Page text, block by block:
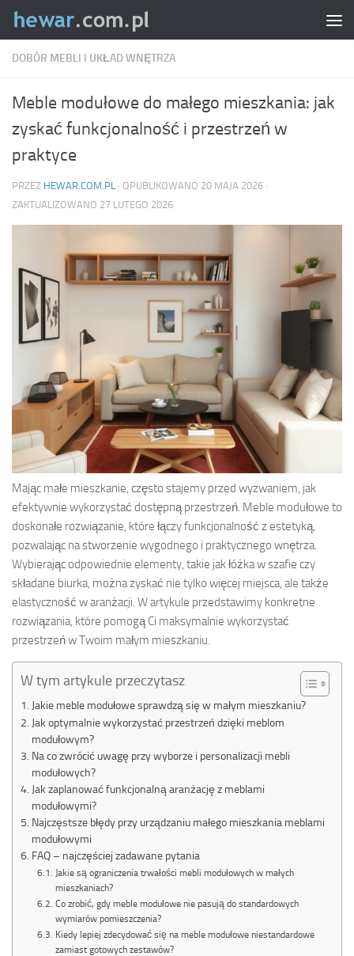
Skip to content
DOBÓR MEBLI I UKŁAD WNĘTRZA
Meble modułowe do małego mieszkania: jak
zyskać funkcjonalność i przestrzeń w
praktyce
PRZEZ HEWAR.COM.PL · OPUBLIKOWANO 20 MAJA 2026 ·
ZAKTUALIZOWANO 27 LUTEGO 2026
Mając małe mieszkanie, często stajemy przed wyzwaniem, jak
efektywnie wykorzystać dostępną przestrzeń. Meble modułowe to
doskonałe rozwiązanie, które łączy funkcjonalność z estetyką,
pozwalając na stworzenie wygodnego i praktycznego wnętrza.
Wybierając odpowiednie elementy, takie jak łóżka w szafie czy
składane biurka, można zyskać nie tylko więcej miejsca, ale także
elastyczność w aranżacji. W artykule przedstawimy konkretne
rozwiązania, które pomogą Ci maksymalnie wykorzystać
przestrzeń w Twoim małym mieszkaniu.
W tym artykule przeczytasz
Jakie meble modułowe sprawdzą się w małym mieszkaniu?
Jak optymalnie wykorzystać przestrzeń dzięki meblom
modułowym?
Na co zwrócić uwagę przy wyborze i personalizacji mebli
modułowych?
Jak zaplanować funkcjonalną aranżację z meblami
modułowymi?
Najczęstsze błędy przy urządzaniu małego mieszkania meblami
modułowymi
FAQ – najczęściej zadawane pytania
Jakie są ograniczenia trwałości mebli modułowych w małych
mieszkaniach?
Co zrobić, gdy meble modułowe nie pasują do standardowych
wymiarów pomieszczenia?
Kiedy lepiej zdecydować się na meble modułowe niestandardowe
zamiast gotowych zestawów?